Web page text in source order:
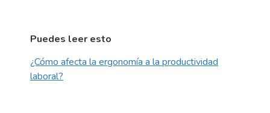
Puedes leer esto
¿Cómo afecta la ergonomía a la productividad
laboral?